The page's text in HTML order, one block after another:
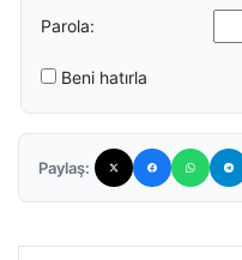
Parola:
Beni hatırla
Paylaş: